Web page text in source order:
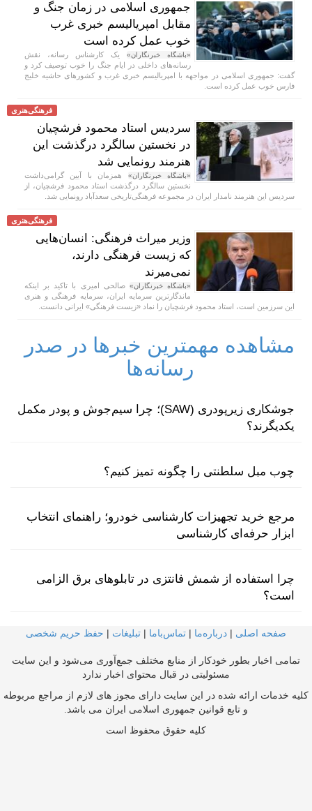
جمهوری اسلامی در زمان جنگ و
مقابل امپریالیسم خبری غرب
خوب عمل کرده است
«باشگاه خبرنگاران» یک کارشناس رسانه، نقش
رسانه‌های داخلی در ایام جنگ را خوب توصیف کرد و
گفت: جمهوری اسلامی در مواجهه با امپریالیسم خبری غرب و کشور‌های حاشیه خلیج
فارس خوب عمل کرده است.
فرهنگی‌هنری
سردیس استاد محمود فرشچیان
در نخستین سالگرد درگذشت این
هنرمند رونمایی شد
«باشگاه خبرنگاران» همزمان با آیین گرامی‌داشت
نخستین سالگرد درگذشت استاد محمود فرشچیان، از
سردیس این هنرمند نامدار ایران در مجموعه فرهنگی‌تاریخی سعدآباد رونمایی شد.
فرهنگی‌هنری
وزیر میراث فرهنگی: انسان‌هایی
که زیست فرهنگی دارند،
نمی‌میرند
«باشگاه خبرنگاران» صالحی امیری با تاکید بر اینکه
ماندگارترین سرمایه ایران، سرمایه فرهنگی و هنری
این سرزمین است، استاد محمود فرشچیان را نماد «زیست فرهنگی» ایرانی دانست.
مشاهده مهمترین خبرها در صدر
رسانه‌ها
جوشکاری زیرپودری (SAW)؛ چرا سیم‌جوش و پودر مکمل
یکدیگرند؟
چوب مبل سلطنتی را چگونه تمیز کنیم؟
مرجع خرید تجهیزات کارشناسی خودرو؛ راهنمای انتخاب
ابزار حرفه‌ای کارشناسی
چرا استفاده از شمش فانتزی در تابلوهای برق الزامی
است؟
صفحه اصلی | درباره‌ما | تماس‌با‌ما | تبلیغات | حفظ حریم شخصی
تمامی اخبار بطور خودکار از منابع مختلف جمع‌آوری می‌شود و این سایت
مسئولیتی در قبال محتوای اخبار ندارد
کلیه خدمات ارائه شده در این سایت دارای مجوز های لازم از مراجع مربوطه
و تابع قوانین جمهوری اسلامی ایران می باشد.
کلیه حقوق محفوظ است